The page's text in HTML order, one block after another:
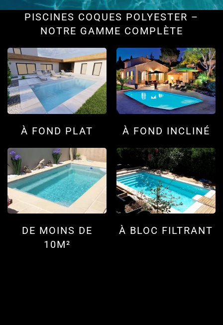
PISCINES COQUES POLYESTER –
NOTRE GAMME COMPLÈTE
À FOND PLAT À FOND INCLINÉ
DE MOINS DE
10M²
À BLOC FILTRANT